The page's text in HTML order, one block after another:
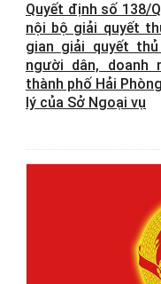
Quyết định số 138/
nội bộ giải quyết
gian giải quyết
người dân, doanh
thành phố Hải
lý của Sở Ngoại vụ